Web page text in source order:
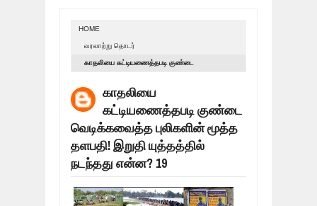
மக்கள் போராட்டம் ஜெனீவாவிலிருந்து
Mar 06, 2019
MORE INTERNATIONAL NGOS ARE
Feb
Feb 24, 2019
HOME
வரலாற்று தொடர்
காதலியை கட்டியணைத்தபடி குண்டை
யுத்தத்தில் நடந்தது என்ன? 19
காதலியை
கட்டியணைத்தபடி குண்டை
வெடிக்கவைத்த புலிகளின் மூத்த
தளபதி! இறுதி யுத்தத்தில்
நடந்தது என்ன? 19